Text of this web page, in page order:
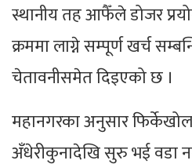
स्थानीय तह आफैँले डोजर
क्रममा लाग्ने सम्पूर्ण खर्च
चेतावनीसमेत दिइएको छ ।
महानगरका अनुसार
अँधेरीकुनादेखि सुरु भई वडा